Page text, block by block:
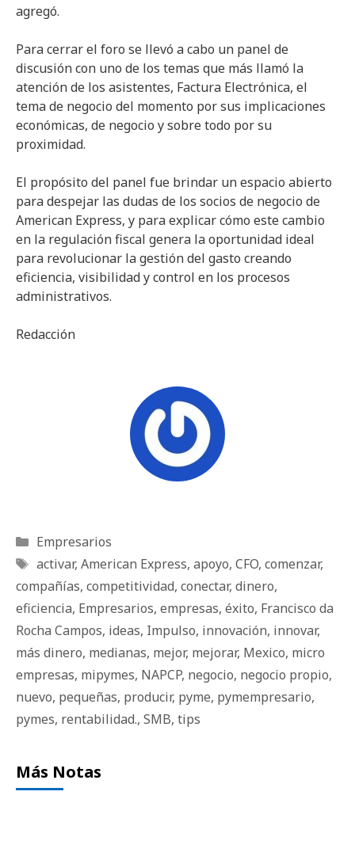
agregó.
Para cerrar el foro se llevó a cabo un panel de
discusión con uno de los temas que más llamó la
atención de los asistentes, Factura Electrónica, el
tema de negocio del momento por sus implicaciones
económicas, de negocio y sobre todo por su
proximidad.
El propósito del panel fue brindar un espacio abierto
para despejar las dudas de los socios de negocio de
American Express, y para explicar cómo este cambio
en la regulación fiscal genera la oportunidad ideal
para revolucionar la gestión del gasto creando
eficiencia, visibilidad y control en los procesos
administrativos.
Redacción
Categorías
Empresarios
Etiquetas
activar, American Express, apoyo, CFO, comenzar,
compañías, competitividad, conectar, dinero,
eficiencia, Empresarios, empresas, éxito, Francisco da
Rocha Campos, ideas, Impulso, innovación, innovar,
más dinero, medianas, mejor, mejorar, Mexico, micro
empresas, mipymes, NAPCP, negocio, negocio propio,
nuevo, pequeñas, producir, pyme, pymempresario,
pymes, rentabilidad., SMB, tips
Más Notas